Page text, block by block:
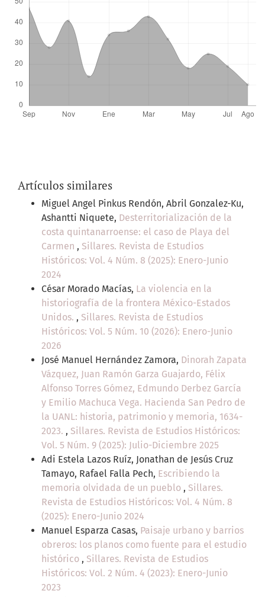
Artículos similares
Miguel Angel Pinkus Rendón, Abril Gonzalez-Ku,
Ashantti Niquete, Desterritorialización de la
costa quintanarroense: el caso de Playa del
Carmen , Sillares. Revista de Estudios
Históricos: Vol. 4 Núm. 8 (2025): Enero-Junio
2024
César Morado Macías, La violencia en la
historiografía de la frontera México-Estados
Unidos. , Sillares. Revista de Estudios
Históricos: Vol. 5 Núm. 10 (2026): Enero-Junio
2026
José Manuel Hernández Zamora, Dinorah Zapata
Vázquez, Juan Ramón Garza Guajardo, Félix
Alfonso Torres Gómez, Edmundo Derbez García
y Emilio Machuca Vega. Hacienda San Pedro de
la UANL: historia, patrimonio y memoria, 1634-
2023. , Sillares. Revista de Estudios Históricos:
Vol. 5 Núm. 9 (2025): Julio-Diciembre 2025
Adi Estela Lazos Ruíz, Jonathan de Jesús Cruz
Tamayo, Rafael Falla Pech, Escribiendo la
memoria olvidada de un pueblo , Sillares.
Revista de Estudios Históricos: Vol. 4 Núm. 8
(2025): Enero-Junio 2024
Manuel Esparza Casas, Paisaje urbano y barrios
obreros: los planos como fuente para el estudio
histórico , Sillares. Revista de Estudios
Históricos: Vol. 2 Núm. 4 (2023): Enero-Junio
2023